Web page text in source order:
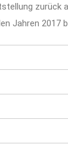
zurück
Jahren 2017